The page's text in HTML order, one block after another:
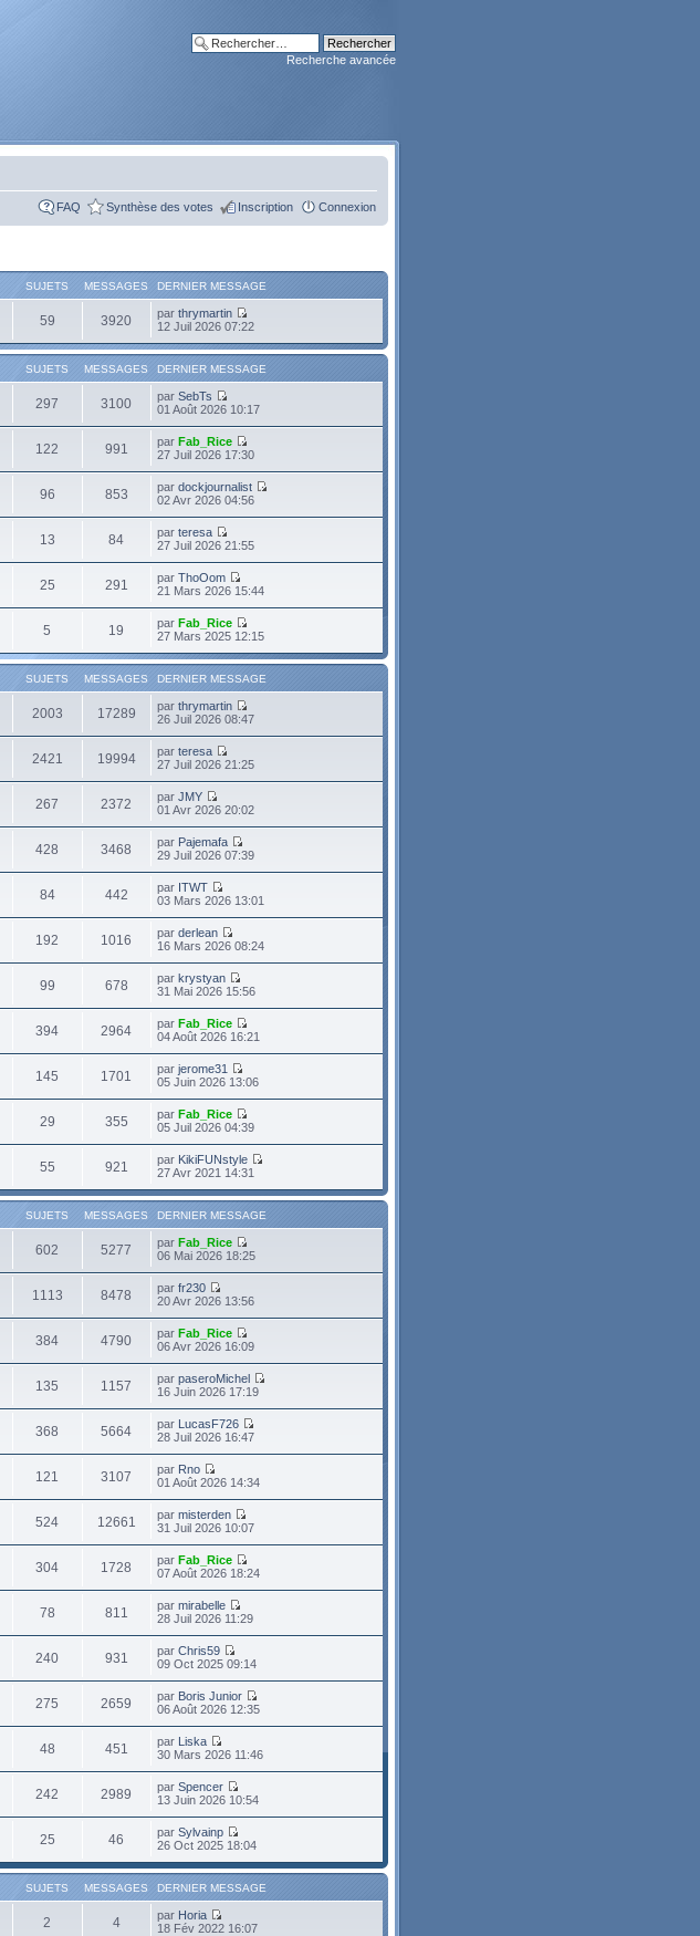
Recherche avancée
FAQ Synthèse des votes Inscription Connexion
SUJETS MESSAGES DERNIER MESSAGE
59 3920 parthrymartin
12 Juil 2026 07:22
SUJETS MESSAGES DERNIER MESSAGE
297 3100 parSebTs
01 Août 2026 10:17
122 991 parFab_Rice
27 Juil 2026 17:30
96 853 pardockjournalist
02 Avr 2026 04:56
13 84 parteresa
27 Juil 2026 21:55
25 291 parThoOom
21 Mars 2026 15:44
5 19 parFab_Rice
27 Mars 2025 12:15
SUJETS MESSAGES DERNIER MESSAGE
2003 17289 parthrymartin
26 Juil 2026 08:47
2421 19994 parteresa
27 Juil 2026 21:25
267 2372 parJMY
01 Avr 2026 20:02
428 3468 par Pajemafa
29 Juil 2026 07:39
84 442 par ITWT
03 Mars 2026 13:01
192 1016 parderlean
16 Mars 2026 08:24
99 678 parkrystyan
31 Mai 2026 15:56
394 2964 parFab_Rice
04 Août 2026 16:21
145 1701 parjerome31
05 Juin 2026 13:06
29 355 parFab_Rice
05 Juil 2026 04:39
55 921 par KikiFUNstyle
27 Avr 2021 14:31
SUJETS MESSAGES DERNIER MESSAGE
602 5277 parFab_Rice
06 Mai 2026 18:25
1113 8478 parfr230
20 Avr 2026 13:56
384 4790 parFab_Rice
06 Avr 2026 16:09
135 1157 parpaseroMichel
16 Juin 2026 17:19
368 5664 par LucasF726
28 Juil 2026 16:47
121 3107 par Rno
01 Août 2026 14:34
524 12661 parmisterden
31 Juil 2026 10:07
304 1728 parFab_Rice
07 Août 2026 18:24
78 811 parmirabelle
28 Juil 2026 11:29
240 931 parChris59
09 Oct 2025 09:14
275 2659 par Boris Junior
06 Août 2026 12:35
48 451 par Liska
30 Mars 2026 11:46
242 2989 parSpencer
13 Juin 2026 10:54
25 46 parSylvainp
26 Oct 2025 18:04
SUJETS MESSAGES DERNIER MESSAGE
2 4 par Horia
18 Fév 2022 16:07